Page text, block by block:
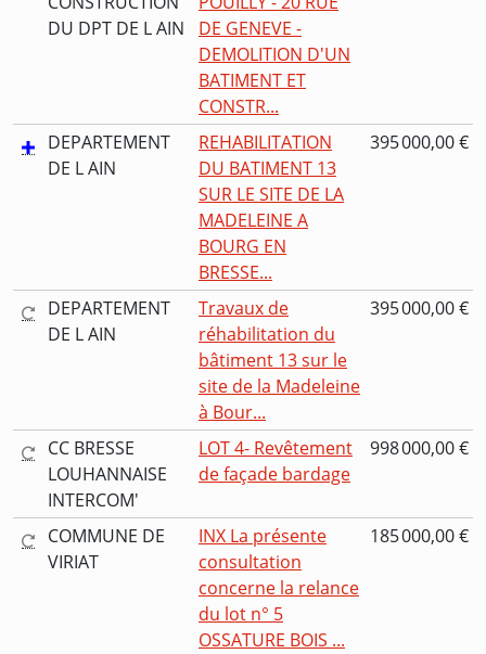
DU DPT DE L AIN
DE GENEVE -
DEMOLITION D'UN
BATIMENT ET
CONSTR...
DEPARTEMENT
DE L AIN
REHABILITATION
DU BATIMENT 13
SUR LE SITE DE LA
MADELEINE A
BOURG EN
BRESSE...
395 000,00 €
DEPARTEMENT
DE L AIN
Travaux de
réhabilitation du
bâtiment 13 sur le
site de la Madeleine
à Bour...
395 000,00 €
CC BRESSE
LOUHANNAISE
INTERCOM'
LOT 4- Revêtement
de façade bardage
998 000,00 €
COMMUNE DE
VIRIAT
INX La présente
consultation
concerne la relance
du lot n° 5
OSSATURE BOIS ...
185 000,00 €